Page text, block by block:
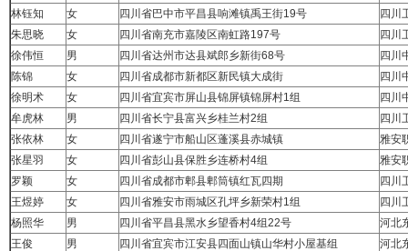
林钰知
女 四川省巴中市平昌县响滩镇禹王街19号
四川
朱思晓
女 四川省南充市嘉陵区南虹路197号
四川
徐伟恒
男 四川省达州市达县斌郎乡新街68号
四川
陈锦
女 四川省成都市新都区新民镇大成街
四川
徐明术
女 四川省宜宾市屏山县锦屏镇锦屏村1组
四川
牟虎林
男 四川省长宁县富兴乡桂兰村2组
四川
张依林
女 四川省遂宁市船山区蓬溪县赤城镇
雅安
张星羽
女 四川省彭山县保胜乡连桥村4组
雅安
罗颖
女 四川省成都市郫县郫筒镇红瓦四期
四川
王煜婷
女 四川省雅安市雨城区孔坪乡新荣村1组
四川
杨照华
男 四川省平昌县黑水乡望香村4组22号
河北
王俊
男 四川省宜宾市江安县四面山镇山华村小屋基组
河北